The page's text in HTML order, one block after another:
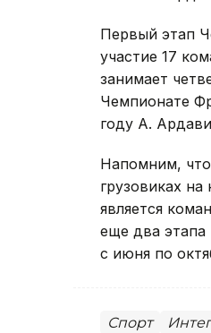
Первый этап
участие 17
занимает
Чемпионате
году А.
Напомним,
грузовиках
является
еще два
с июня по
Спорт